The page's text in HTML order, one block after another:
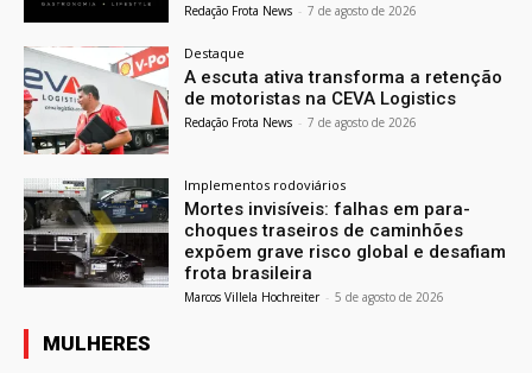
Redação Frota News - 7 de agosto de 2026
Destaque
A escuta ativa transforma a retenção
de motoristas na CEVA Logistics
Redação Frota News - 7 de agosto de 2026
Implementos rodoviários
Mortes invisíveis: falhas em para-
choques traseiros de caminhões
expõem grave risco global e desafiam
frota brasileira
Marcos Villela Hochreiter - 5 de agosto de 2026
MULHERES